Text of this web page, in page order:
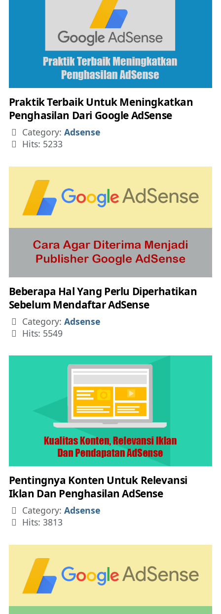
Praktik Terbaik Untuk Meningkatkan
Penghasilan Dari Google AdSense
Details
Category: Adsense
Hits: 5233
Beberapa Hal Yang Perlu Diperhatikan
Sebelum Mendaftar AdSense
Details
Category: Adsense
Hits: 5549
Pentingnya Konten Untuk Relevansi
Iklan Dan Penghasilan AdSense
Details
Category: Adsense
Hits: 3813